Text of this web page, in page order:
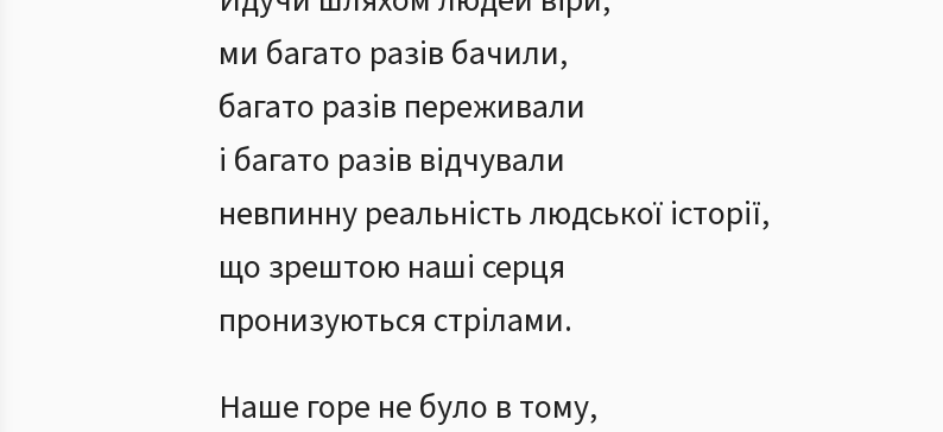
ми багато разів бачили,
багато разів переживали
і багато разів відчували
невпинну реальність людської історії,
що зрештою наші серця
пронизуються стрілами.
Наше горе не було в тому,